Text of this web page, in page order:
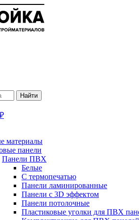
Найти
материалы
панели
Панели ПВХ
Белые
С термопечатью
Панели ламинированные
Панели с 3D эффектом
Панели потолочные
Пластиковые уголки для ПВХ